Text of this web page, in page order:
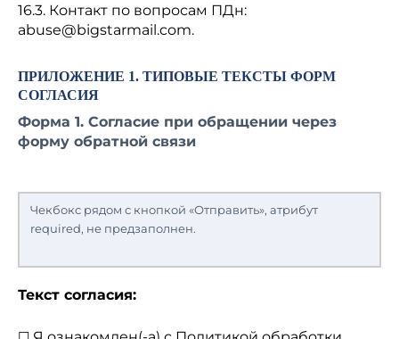
16.3. Контакт по вопросам ПДн:
abuse@bigstarmail.com.
ПРИЛОЖЕНИЕ 1. ТИПОВЫЕ ТЕКСТЫ ФОРМ
СОГЛАСИЯ
Форма 1. Согласие при обращении через
форму обратной связи
Чекбокс рядом с кнопкой «Отправить», атрибут
required, не предзаполнен.
Текст согласия: